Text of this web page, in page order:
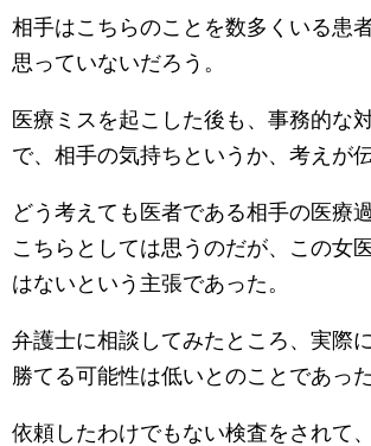
相手はこちらのことを数多くいる患
思っていないだろう。
医療ミスを起こした後も、事務的な
で、相手の気持ちというか、考えが
どう考えても医者である相手の医療
こちらとしては思うのだが、この女
はないという主張であった。
弁護士に相談してみたところ、実際
勝てる可能性は低いとのことであった
依頼したわけでもない検査をされて